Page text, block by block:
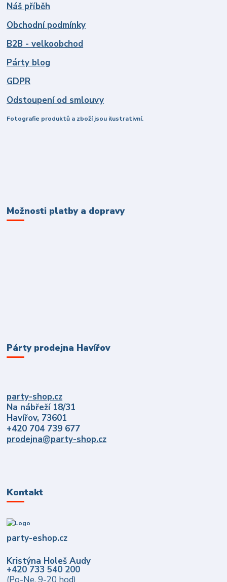
Náš příběh
Obchodní podmínky
B2B - velkoobchod
Párty blog
GDPR
Odstoupení od smlouvy
Fotografie produktů a zboží jsou ilustrativní.
Možnosti platby a dopravy
Párty prodejna Havířov
party-shop.cz
Na nábřeží 18/31
Havířov, 73601
+420 704 739 677
prodejna@party-shop.cz
Kontakt
party-eshop.cz
Kristýna Holeš Audy
+420 733 540 200
(Po-Ne, 9-20 hod)